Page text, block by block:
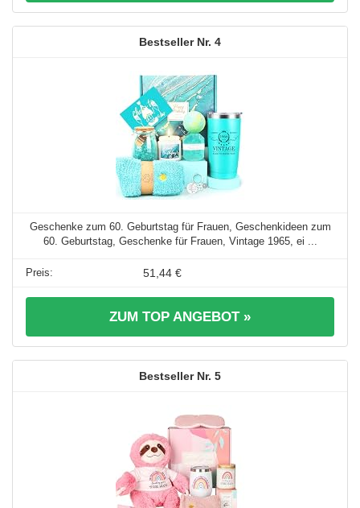
4
Geschenke zum 60. Geburtstag für Frauen, Geschenkideen zum
60. Geburtstag, Geschenke für Frauen, Vintage 1965, ei ...
51,44 €
ZUM TOP ANGEBOT »
5